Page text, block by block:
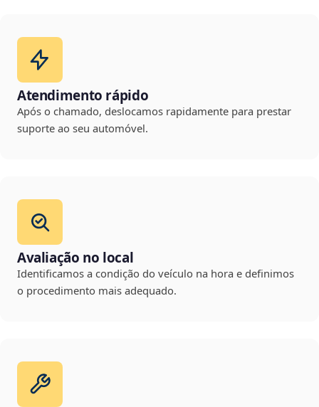
Atendimento rápido
Após o chamado, deslocamos rapidamente para prestar
suporte ao seu automóvel.
Avaliação no local
Identificamos a condição do veículo na hora e definimos
o procedimento mais adequado.